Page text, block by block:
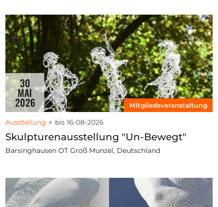
30
MAI
2026 Mitgliedsveranstaltung
Ausstellung bis 16-08-2026
Skulpturenausstellung "Un-Bewegt"
Barsinghausen OT Groß Munzel, Deutschland